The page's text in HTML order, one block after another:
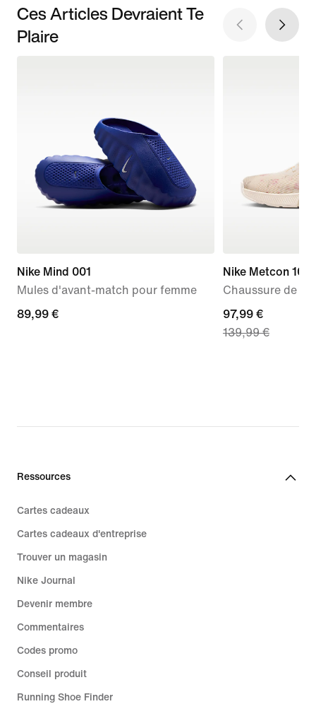
Ces Articles Devraient Te
Plaire
Nike Mind 001
Mules d'avant-match pour femme
89,99 €
89,99 €
Nike Metcon 10
Chaussure de
current
price
97,99 €
139,99 €
Ressources
Cartes cadeaux
Cartes cadeaux d'entreprise
Trouver un magasin
Nike Journal
Devenir membre
Commentaires
Codes promo
Conseil produit
Running Shoe Finder